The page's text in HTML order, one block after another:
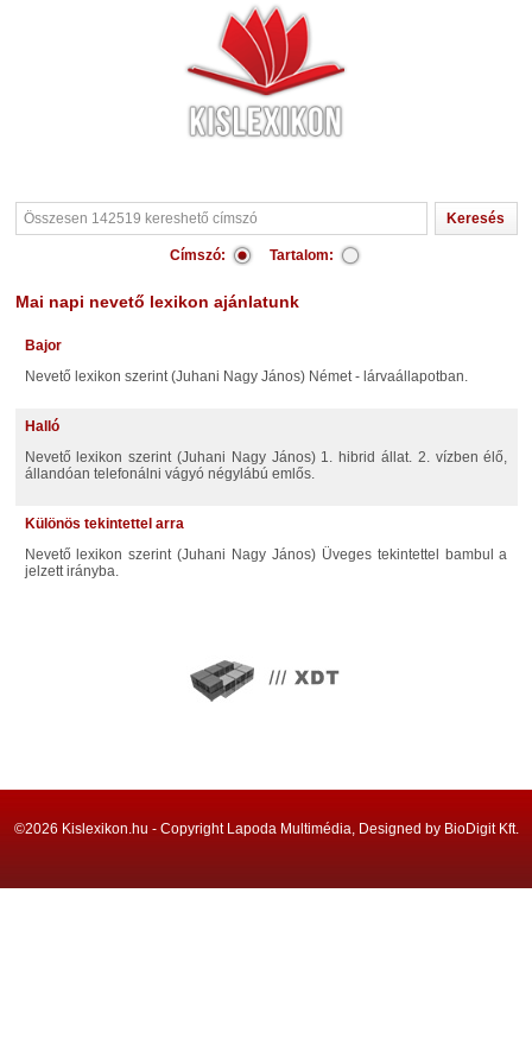
Címszó: Tartalom:
Mai napi nevető lexikon ajánlatunk
Bajor
Nevető lexikon szerint (Juhani Nagy János) Német - lárvaállapotban.
Halló
Nevető lexikon szerint (Juhani Nagy János) 1. hibrid állat. 2. vízben élő,
állandóan telefonálni vágyó négylábú emlős.
Különös tekintettel arra
Nevető lexikon szerint (Juhani Nagy János) Üveges tekintettel bambul a
jelzett irányba.
©2026 Kislexikon.hu - Copyright Lapoda Multimédia, Designed by BioDigit Kft.